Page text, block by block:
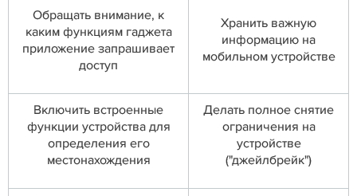
Обращать внимание, к
каким функциям гаджета
приложение запрашивает
доступ
Хранить важную
информацию на
мобильном устройстве
Включить встроенные
функции устройства для
определения его
местонахождения
Делать полное снятие
ограничения на
устройстве
("джейлбрейк")